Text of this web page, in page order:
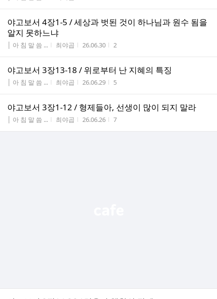
야고보서 4장1-5 / 세상과 벗된 것이 하나님과 원수 됨을
알지 못하느냐
게시판명
│ 아 침 말 씀 ... 작성자
최야곱 작성시간
26.06.30 조회수
2
야고보서 3장13-18 / 위로부터 난 지혜의 특징
게시판명
│ 아 침 말 씀 ... 작성자
최야곱 작성시간
26.06.29 조회수
5
야고보서 3장1-12 / 형제들아, 선생이 많이 되지 말라
게시판명
│ 아 침 말 씀 ... 작성자
최야곱 작성시간
26.06.26 조회수
7